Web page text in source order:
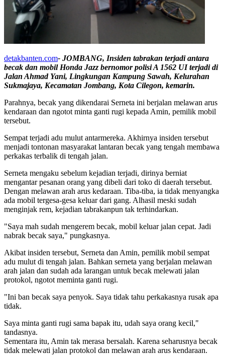
detakbanten.com- JOMBANG, Insiden tabrakan terjadi antara
becak dan mobil Honda Jazz bernomor polisi A 1562 UI terjadi di
Jalan Ahmad Yani, Lingkungan Kampung Sawah, Kelurahan
Sukmajaya, Kecamatan Jombang, Kota Cilegon, kemarin.
Parahnya, becak yang dikendarai Serneta ini berjalan melawan arus
kendaraan dan ngotot minta ganti rugi kepada Amin, pemilik mobil
tersebut.
Sempat terjadi adu mulut antarmereka. Akhirnya insiden tersebut
menjadi tontonan masyarakat lantaran becak yang tengah membawa
perkakas terbalik di tengah jalan.
Serneta mengaku sebelum kejadian terjadi, dirinya berniat
mengantar pesanan orang yang dibeli dari toko di daerah tersebut.
Dengan melawan arah arus kedaraan. Tiba-tiba, ia tidak menyangka
ada mobil tergesa-gesa keluar dari gang. Alhasil meski sudah
menginjak rem, kejadian tabrakanpun tak terhindarkan.
"Saya mah sudah mengerem becak, mobil keluar jalan cepat. Jadi
nabrak becak saya," pungkasnya.
Akibat insiden tersebut, Serneta dan Amin, pemilik mobil sempat
adu mulut di tengah jalan. Bahkan serneta yang berjalan melawan
arah jalan dan sudah ada larangan untuk becak melewati jalan
protokol, ngotot meminta ganti rugi.
"Ini ban becak saya penyok. Saya tidak tahu perkakasnya rusak apa
tidak.
Saya minta ganti rugi sama bapak itu, udah saya orang kecil,"
tandasnya.
Sementara itu, Amin tak merasa bersalah. Karena seharusnya becak
tidak melewati jalan protokol dan melawan arah arus kendaraan.